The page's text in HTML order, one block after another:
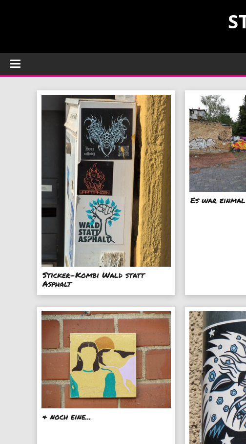
Sticker-Kombi Wald statt
Asphalt
Es war einmal
& noch eine...